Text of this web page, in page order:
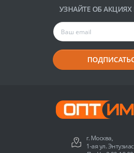
УЗНАЙТЕ ОБ
г. Москва,
1-ая ул.